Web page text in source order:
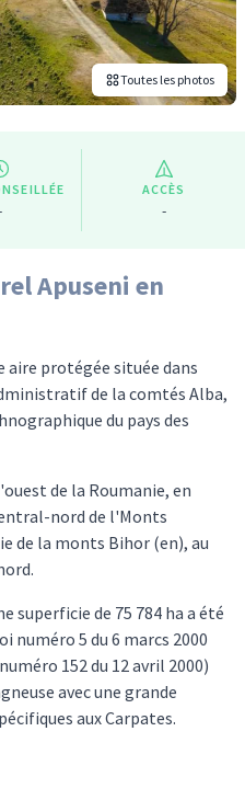
Toutes les photos
ACCÈS
-
Apuseni en
aire protégée située dans
de la comtés Alba,
du pays des
de la Roumanie, en
nord de l'Monts
de la monts Bihor (en), au
superficie de 75 784 ha a été
numéro 5 du 6 marcs 2000
152 du 12 avril 2000)
avec une grande
aux Carpates.